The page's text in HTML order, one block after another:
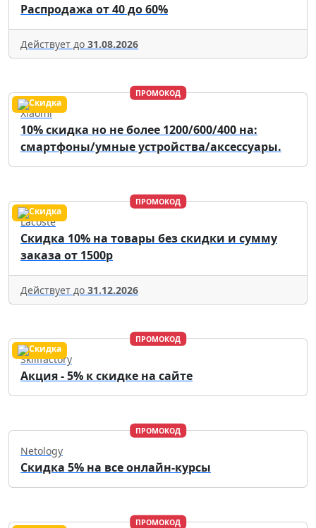
Распродажа от 40 до 60%
Действует до 31.08.2026
ПРОМОКОД
Xiaomi
10% скидка но не более 1200/600/400 на:
смартфоны/умные устройства/аксессуары.
ПРОМОКОД
Lacoste
Скидка 10% на товары без скидки и сумму
заказа от 1500р
Действует до 31.12.2026
ПРОМОКОД
Skillfactory
Акция - 5% к скидке на сайте
ПРОМОКОД
Netology
Скидка 5% на все онлайн-курсы
ПРОМОКОД